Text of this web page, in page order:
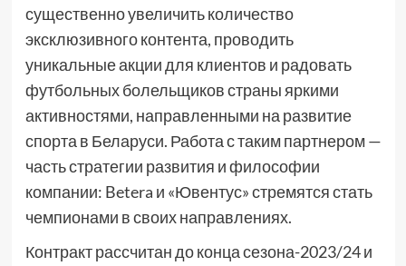
существенно увеличить количество
эксклюзивного контента, проводить
уникальные акции для клиентов и радовать
футбольных болельщиков страны яркими
активностями, направленными на развитие
спорта в Беларуси. Работа с таким партнером —
часть стратегии развития и философии
компании: Betera и «Ювентус» стремятся стать
чемпионами в своих направлениях.
Контракт рассчитан до конца сезона-2023/24 и